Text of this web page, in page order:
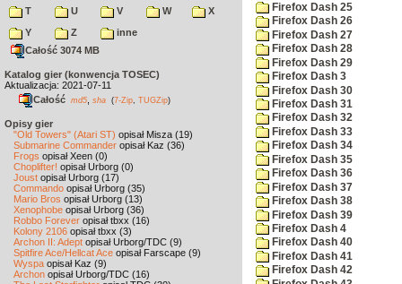
T
U V W
X
Y
Z
inne
Całość 3074 MB
Katalog gier (konwencja TOSEC)
Aktualizacja: 2021-07-11
Całość md5 sha (7-Zip TUGZip)
Opisy gier
"Old Towers" (Atari ST) opisał Misza (19)
Submarine Commander opisał Kaz (36)
Frogs opisał Xeen (0)
Choplifter! opisał Urborg (0)
Joust opisał Urborg (17)
Commando opisał Urborg (35)
Mario Bros opisał Urborg (13)
Xenophobe opisał Urborg (36)
Robbo Forever opisał tbxx (16)
Kolony 2106 opisał tbxx (3)
Archon II: Adept opisał Urborg/TDC (9)
Spitfire Ace/Hellcat Ace opisał Farscape (9)
Wyspa opisał Kaz (9)
Archon opisał Urborg/TDC (16)
Firefox Dash 25
Firefox Dash 26
Firefox Dash 27
Firefox Dash 28
Firefox Dash 29
Firefox Dash 3
Firefox Dash 30
Firefox Dash 31
Firefox Dash 32
Firefox Dash 33
Firefox Dash 34
Firefox Dash 35
Firefox Dash 36
Firefox Dash 37
Firefox Dash 38
Firefox Dash 39
Firefox Dash 4
Firefox Dash 40
Firefox Dash 41
Firefox Dash 42